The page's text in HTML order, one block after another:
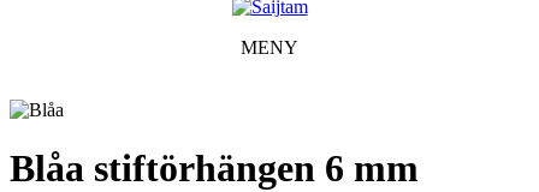
MENY
Blåa stiftörhängen 6 mm